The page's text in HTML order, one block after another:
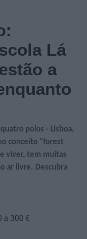
Lá
a
polos - Lisboa,
conceito "forest
viver, tem muitas
ar livre. Descubra
a 300 €